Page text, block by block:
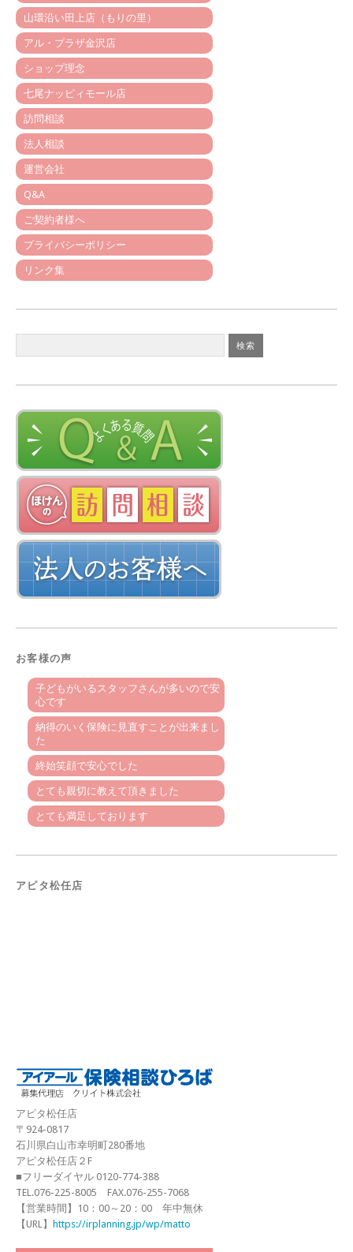
山環沿い田上店（もりの里）
アル・プラザ金沢店
ショップ理念
七尾ナッピィモール店
訪問相談
法人相談
運営会社
Q&A
ご契約者様へ
プライバシーポリシー
リンク集
お客様の声
子どもがいるスタッフさんが多いので安
心です
納得のいく保険に見直すことが出来まし
た
終始笑顔で安心でした
とても親切に教えて頂きました
とても満足しております
アピタ松任店
アピタ松任店
〒924-0817
石川県白山市幸明町280番地
アピタ松任店２F
■フリーダイヤル 0120-774-388
TEL.076-225-8005 FAX.076-255-7068
【営業時間】10：00～20：00 年中無休
【URL】
https://irplanning.jp/wp/matto